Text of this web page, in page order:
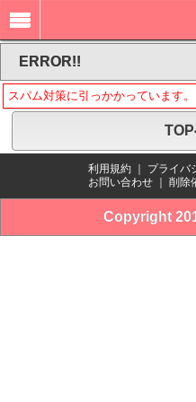
ERROR!!
スパム対策に引っかかっています。
利用規約 プライバ
お問い合わせ
削除
Copyright